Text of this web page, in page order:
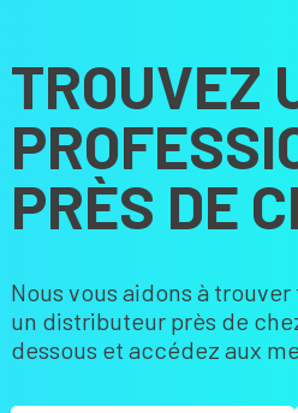
TROUVEZ
PRÈS DE
Nous vous aidons à
un distributeur près de
dessous et accédez aux